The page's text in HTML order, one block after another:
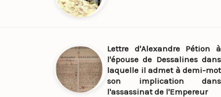
Lettre d'Alexandre Pétion à
l'épouse de Dessalines dans
laquelle il admet à demi-mot
son implication dans
l'assassinat de l'Empereur